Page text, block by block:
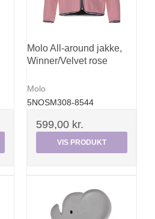
Molo All-around jakke,
Winner/Velvet rose
Molo
5NOSM308-8544
599,00 kr.
VIS PRODUKT